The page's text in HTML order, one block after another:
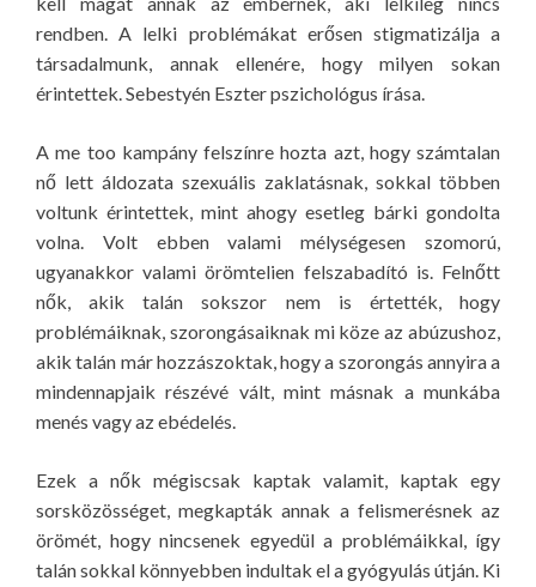
rendben. A lelki problémákat erősen stigmatizálja a
társadalmunk, annak ellenére, hogy milyen sokan
érintettek. Sebestyén Eszter pszichológus írása.
A me too kampány felszínre hozta azt, hogy számtalan
nő lett áldozata szexuális zaklatásnak, sokkal többen
voltunk érintettek, mint ahogy esetleg bárki gondolta
volna. Volt ebben valami mélységesen szomorú,
ugyanakkor valami örömtelien felszabadító is. Felnőtt
nők, akik talán sokszor nem is értették, hogy
problémáiknak, szorongásaiknak mi köze az abúzushoz,
akik talán már hozzászoktak, hogy a szorongás annyira a
mindennapjaik részévé vált, mint másnak a munkába
menés vagy az ebédelés.
Ezek a nők mégiscsak kaptak valamit, kaptak egy
sorsközösséget, megkapták annak a felismerésnek az
örömét, hogy nincsenek egyedül a problémáikkal, így
talán sokkal könnyebben indultak el a gyógyulás útján. Ki